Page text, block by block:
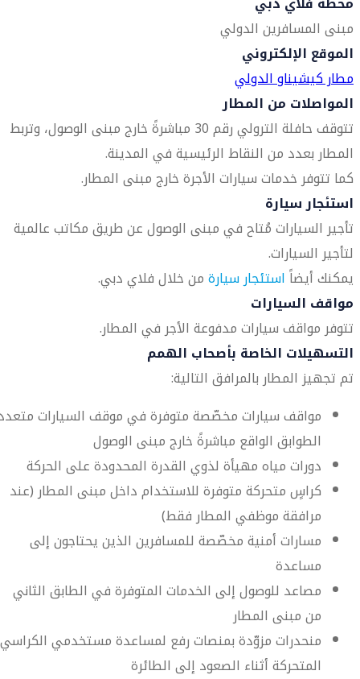
مبنى المسافرين الدولي
الموقع الإلكتروني
مطار كيشيناو الدولي
المواصلات من المطار
تتوقف حافلة الترولي رقم 30 مباشرةً خارج مبنى الوصول، وتربط
المطار بعدد من النقاط الرئيسية في المدينة.
كما تتوفر خدمات سيارات الأجرة خارج مبنى المطار.
استئجار سيارة
تأجير السيارات مُتاح في مبنى الوصول عن طريق مكاتب عالمية
لتأجير السيارات.
يمكنك أيضاًاستئجار سيارةمن خلال فلاي دبي.
مواقف السيارات
تتوفر مواقف سيارات مدفوعة الأجر في المطار.
التسهيلات الخاصة بأصحاب الهمم
تم تجهيز المطار بالمرافق التالية:
مواقف سيارات مخصّصة متوفرة في موقف السيارات
الطوابق الواقع مباشرةً خارج مبنى الوصول
دورات مياه مهيأة لذوي القدرة المحدودة على الحركة
كراسٍ متحركة متوفرة للاستخدام داخل مبنى المطار (عند
مرافقة موظفي المطار فقط)
مسارات أمنية مخصّصة للمسافرين الذين يحتاجون إلى
مساعدة
مصاعد للوصول إلى الخدمات المتوفرة في الطابق الثاني
من مبنى المطار
منحدرات مزوّدة بمنصات رفع لمساعدة مستخدمي الكراسي
المتحركة أثناء الصعود إلى الطائرة